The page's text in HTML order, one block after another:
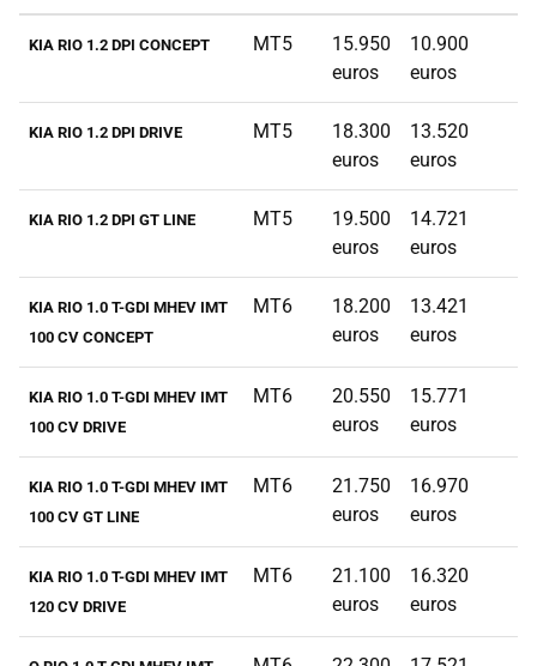
KIA RIO 1.2 DPI CONCEPT MT5
15.950
euros
10.900
euros
KIA RIO 1.2 DPI DRIVE MT5
18.300
euros
13.520
euros
KIA RIO 1.2 DPI GT LINE MT5
19.500
euros
14.721
euros
KIA RIO 1.0 T-GDI MHEV IMT
100 CV CONCEPT
MT6
18.200
euros
13.421
euros
KIA RIO 1.0 T-GDI MHEV IMT
100 CV DRIVE
MT6
20.550
euros
15.771
euros
KIA RIO 1.0 T-GDI MHEV IMT
100 CV GT LINE
MT6
21.750
euros
16.970
euros
KIA RIO 1.0 T-GDI MHEV IMT
120 CV DRIVE
MT6
21.100
euros
16.320
euros